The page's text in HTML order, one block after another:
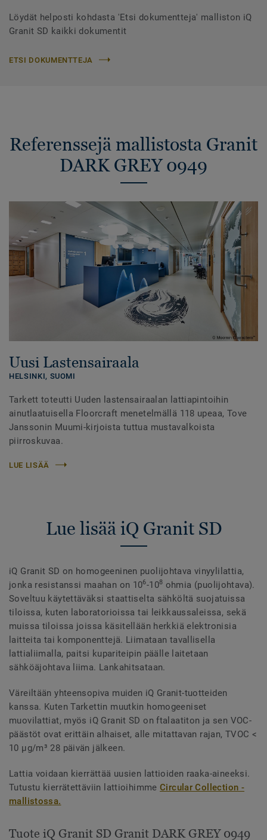
Löydät helposti kohdasta 'Etsi dokumentteja' malliston iQ
Granit SD kaikki dokumentit
ETSI DOKUMENTTEJA
Referenssejä mallistosta Granit
DARK GREY 0949
Uusi Lastensairaala
HELSINKI, SUOMI
Tarkett toteutti Uuden lastensairaalan lattiapintoihin
ainutlaatuisella Floorcraft menetelmällä 118 upeaa, Tove
Janssonin Muumi-kirjoista tuttua mustavalkoista
piirroskuvaa.
LUE LISÄÄ
Lue lisää iQ Granit SD
iQ Granit SD on homogeeninen puolijohtava vinyylilattia,
jonka resistanssi maahan on 106-108 ohmia (puolijohtava).
Soveltuu käytettäväksi staattiselta sähköltä suojatuissa
tiloissa, kuten laboratorioissa tai leikkaussaleissa, sekä
muissa tiloissa joissa käsitellään herkkiä elektronisia
laitteita tai komponenttejä. Liimataan tavallisella
lattialiimalla, paitsi kupariteipin päälle laitetaan
sähköäjohtava liima. Lankahitsataan.
Väreiltään yhteensopiva muiden iQ Granit-tuotteiden
kanssa. Kuten Tarkettin muutkin homogeeniset
muovilattiat, myös iQ Granit SD on ftalaatiton ja sen VOC-
päästöt ovat erittäin alhaiset, alle mitattavan rajan, TVOC <
10 µg/m³ 28 päivän jälkeen.
Lattia voidaan kierrättää uusien lattioiden raaka-aineeksi.
Tutustu kierrätettäviin lattioihimmeCircular Collection -
mallistossa.
Tuote iQ Granit SD Granit DARK GREY 0949